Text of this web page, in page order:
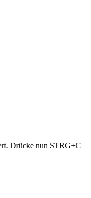
Drücke nun STRG+C